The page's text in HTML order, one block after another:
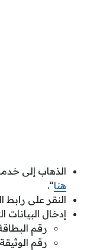
الذهاب إلى
هنا“.
النقر على
إدخال
رقم
رقم